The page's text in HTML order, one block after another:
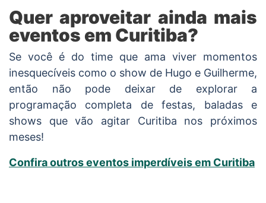
Quer aproveitar ainda mais
eventos em Curitiba?
Se você é do time que ama viver momentos
inesquecíveis como o show de Hugo e Guilherme,
então não pode deixar de explorar a
programação completa de festas, baladas e
shows que vão agitar Curitiba nos próximos
meses!
Confira outros eventos imperdíveis em Curitiba